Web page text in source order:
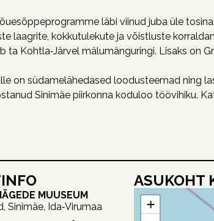
läbi viinud juba üle tosina
laagrite, kokkutulekute ja võistluste
Kohtla‑Järvel mälumänguringi. Lisaks on
on südamelähedased loodusteemad ning
Sinimäe piirkonna koduloo töövihiku.
MUUSEUM
Sinimäe, Ida‑Virumaa
ASUKOHT
+